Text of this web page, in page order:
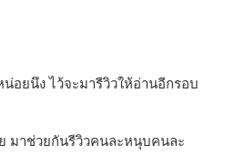
อยนึง ไว้จะมารีวิวให้อ่านอีกรอบ
มาช่วยกันรีวิวคนละหนุบคนละ